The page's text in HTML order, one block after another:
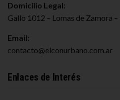
Domicilio Legal:
Gallo 1012 – Lomas de Zamora –
Email:
contacto@elconurbano.com.ar
Enlaces de Interés